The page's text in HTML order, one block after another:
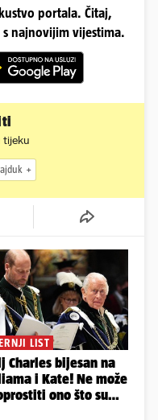
portala. Čitaj,
najnovijim vijestima.
tijeku